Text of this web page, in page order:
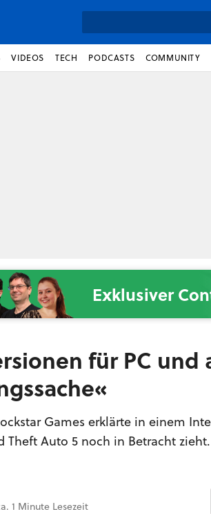
VIDEOS TECH PODCASTS COMMUNITY
Exklusiver
für PC
Games erklärte in einem
Theft Auto 5 noch in Betracht
1 Minute Lesezeit